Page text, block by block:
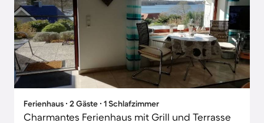
Ferienhaus ∙ 2 Gäste ∙ 1 Schlafzimmer
Charmantes Ferienhaus mit Grill und Terrasse